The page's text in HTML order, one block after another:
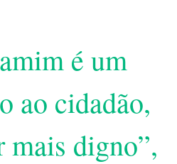
é um
ao cidadão,
mais digno”,